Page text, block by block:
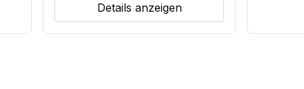
Details anzeigen